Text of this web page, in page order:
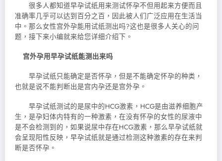
很多人都知道早孕试纸用来测试怀孕不但用起来方便而且
准确率几乎可以达到百分之百，因此被人们广泛应用在生活当
中。那么女性宫外孕能用试纸测出吗?这也是很多人关心的问
题，接下来小编就来给您详细介绍下。
宫外孕用早孕试纸能测出来吗
早孕试纸只能确定是否怀孕，但是不能确定怀孕的种类，
也就是说不能判断出是宫内孕还是宫外孕。
早孕试纸测试的是尿中的HCG激素，HCG是由滋养细胞产
生，是孕妇体内特有的一种激素，在没有怀孕的女性的尿液中
是不会检测到的，如果说尿中存在HCG激素，那么早孕试纸就
会呈现阳性反映，早孕试纸就是通过检测这种激素的存在来判
断是否怀孕。